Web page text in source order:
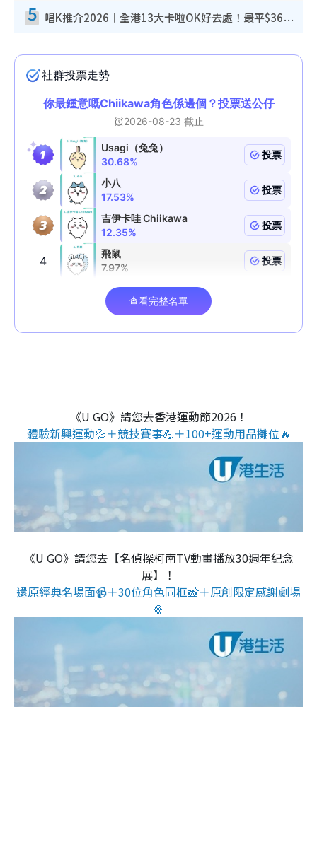
5 唱K推介2026︱全港13大卡啦OK好去處！最平$36起 日文K都有！(附地址+收費詳情)
《U GO》請您去香港運動節2026！
體驗新興運動💦＋競技賽事💪＋100+運動用品攤位🔥
《U GO》請您去【名偵探柯南TV動畫播放30週年紀念
展】！
還原經典名場面📹＋30位角色同框📸＋原創限定感謝劇場
🍿